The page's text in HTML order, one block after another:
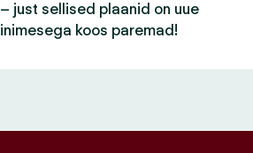
– just sellised plaanid on uue
inimesega koos paremad!